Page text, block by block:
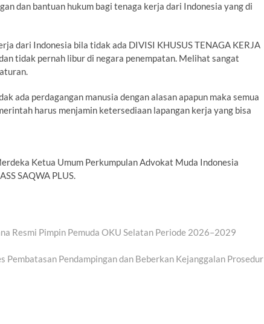
dan bantuan hukum bagi tenaga kerja dari Indonesia yang di
dari Indonesia bila tidak ada DIVISI KHUSUS TENAGA KERJA
tidak pernah libur di negara penempatan. Melihat sangat
ada perdagangan manusia dengan alasan apapun maka semua
harus menjamin ketersediaan lapangan kerja yang bisa
Ketua Umum Perkumpulan Advokat Muda Indonesia
SAQWA PLUS.
Resmi Pimpin Pemuda OKU Selatan Periode 2026–2029
Pembatasan Pendampingan dan Beberkan Kejanggalan Prosedur